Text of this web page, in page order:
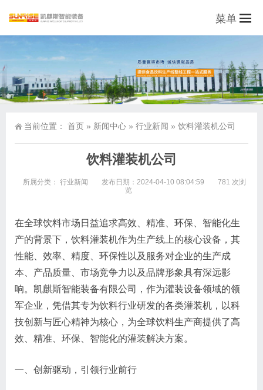
菜单
当前位置： 首页 » 新闻中心 » 行业新闻 » 饮料灌装机公司
饮料灌装机公司
所属分类： 行业新闻 发布日期：2024-04-10 08:04:59
781 次浏
览
在全球饮料市场日益追求高效、精准、环保、智能化生
产的背景下，饮料灌装机作为生产线上的核心设备，其
性能、效率、精度、环保性以及服务对企业的生产成
本、产品质量、市场竞争力以及品牌形象具有深远影
响。凯麒斯智能装备有限公司，作为灌装设备领域的领
军企业，凭借其专为饮料行业研发的各类灌装机，以科
技创新与匠心精神为核心，为全球饮料生产商提供了高
效、精准、环保、智能化的灌装解决方案。
一、创新驱动，引领行业前行